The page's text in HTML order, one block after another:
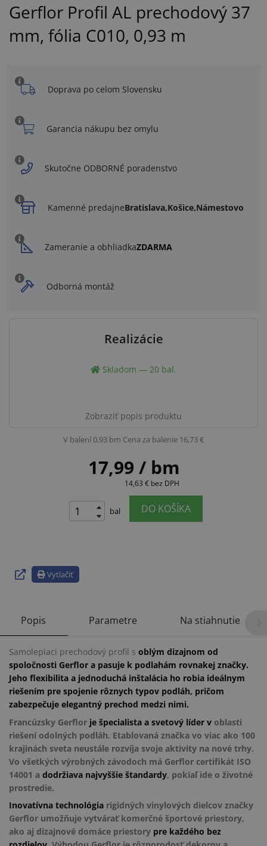
Gerflor Profil AL prechodový 37
mm, fólia C010, 0,93 m
Doprava po celom Slovensku
Garancia nákupu bez omylu
Skutočne ODBORNÉ poradenstvo
Kamenné predajneBratislava,Košice,Námestovo
Zameranie a obhliadkaZDARMA
Odborná montáž
Realizácie
Skladom — 20 bal.
Zobraziť popis produktu
V balení 0,93 bm Cena za balenie 16,73 €
17,99 / bm
14,63 € bez DPH
bal DO KOŠÍKA
Vytlačiť
Popis Parametre Na stiahnutie
Samolepiaci prechodový profil s oblým dizajnom od
spoločnosti Gerflor a pasuje k podlahám rovnakej značky.
Jeho flexibilita a jednoduchá inštalácia ho robia ideálnym
riešením pre spojenie rôznych typov podláh, pričom
zabezpečuje elegantný prechod medzi nimi.
Francúzsky Gerflor je špecialista a svetový líder v oblasti
riešení odolných podláh. Etablovaná značka vo viac ako 100
krajinách sveta neustále rozvíja svoje aktivity na nové trhy.
Vo všetkých výrobných závodoch má Gerflor certifikát ISO
14001 a dodržiava najvyššie štandardy, pokiaľ ide o životné
prostredie.
Inovatívna technológia rigidných vinylových dielcov značky
Gerflor umožňuje vytvárať komerčné športové priestory,
ako aj dizajnové domáce priestory pre každého bez